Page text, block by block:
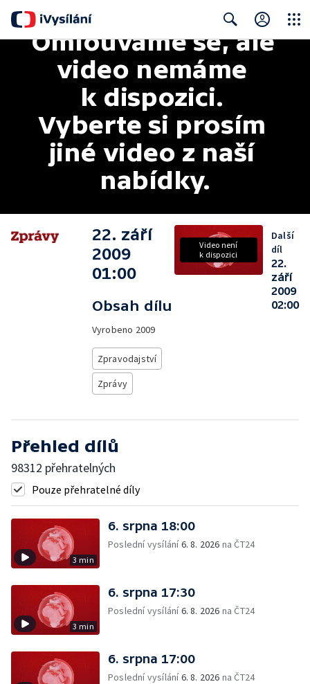
Search
Omlouváme se, ale
video nemáme
k dispozici.
Vyberte si prosím
jiné video z naší
nabídky.
22. září
2009
01:00
Obsah dílu
Vyrobeno 2009
Zpravodajství
Zprávy
Video není
k dispozici
Další
díl
22.
září
2009
02:00
Přehled dílů
98312 přehratelných
Pouze přehratelné díly
3 min
6. srpna 18:00
Poslední vysílání6. 8. 2026 na ČT24
3 min
6. srpna 17:30
Poslední vysílání6. 8. 2026 na ČT24
6. srpna 17:00
Poslední vysílání6. 8. 2026 na ČT24